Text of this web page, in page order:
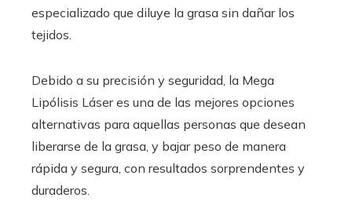
especializado que diluye la grasa sin dañar los
tejidos.
Debido a su precisión y seguridad, la Mega
Lipólisis Láser es una de las mejores opciones
alternativas para aquellas personas que desean
liberarse de la grasa, y bajar peso de manera
rápida y segura, con resultados sorprendentes y
duraderos.